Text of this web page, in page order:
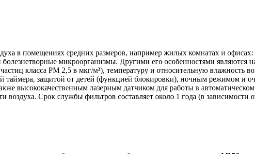
в помещениях средних размеров, например жилых комнатах и офисах:
микроорганизмы. Другими его особенностями являются
класса PM 2,5 в мкг/м³), температуру и относительную влажность
таймера, защитой от детей (функцией блокировки), ночным режимом и
высококачественным лазерным датчиком для работы в
воздуха. Срок службы фильтров составляет около 1 года (в зависимости